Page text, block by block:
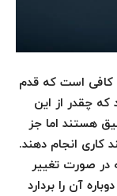
کافی است که قدم
که چقدر از این
هستند اما جز
کاری انجام دهند.
در صورت تغییر